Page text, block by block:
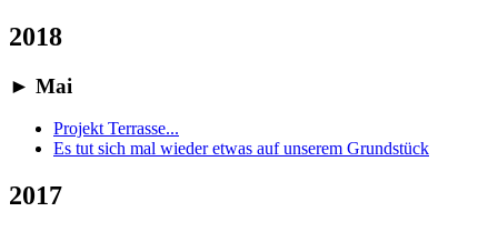
2018
► Mai
Projekt Terrasse...
Es tut sich mal wieder etwas auf unserem Grundstück
2017